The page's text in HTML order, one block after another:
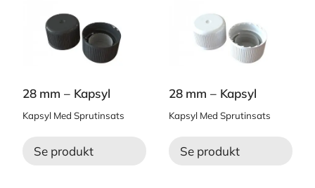
28 mm – Kapsyl
Kapsyl Med Sprutinsats
Se produkt
28 mm – Kapsyl
Kapsyl Med Sprutinsats
Se produkt